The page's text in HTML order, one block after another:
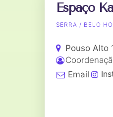
Espaço
SERRA / BELO
Pouso Alto
Email